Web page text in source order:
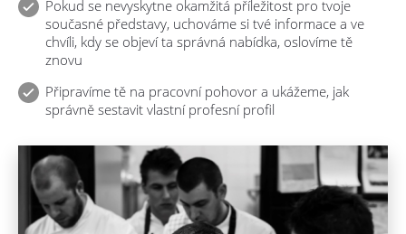
Pokud se nevyskytne okamžitá příležitost pro tvoje
současné představy, uchováme si tvé informace a ve
chvíli, kdy se objeví ta správná nabídka, oslovíme tě
znovu
Připravíme tě na pracovní pohovor a ukážeme, jak
správně sestavit vlastní profesní profil